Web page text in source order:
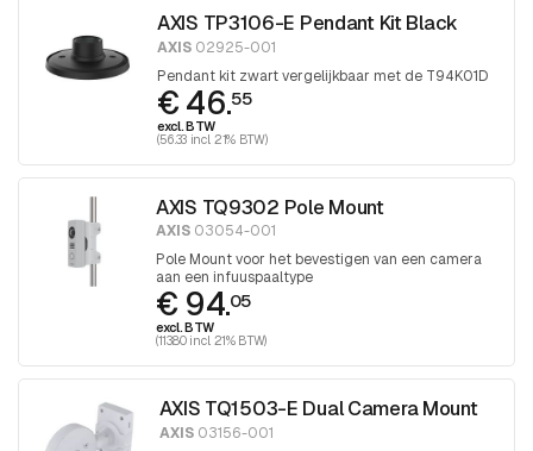
AXIS TP3106-E Pendant Kit Black
AXIS02925-001
Pendant kit zwart vergelijkbaar met de T94K01D
€ 46.55
excl. BTW
(56.33 incl. 21% BTW)
AXIS TQ9302 Pole Mount
AXIS 03054-001
Pole Mount voor het bevestigen van een camera
aan een infuuspaaltype
€ 94.05
excl. BTW
(113.80 incl. 21% BTW)
AXIS TQ1503-E Dual Camera Mount
AXIS03156-001